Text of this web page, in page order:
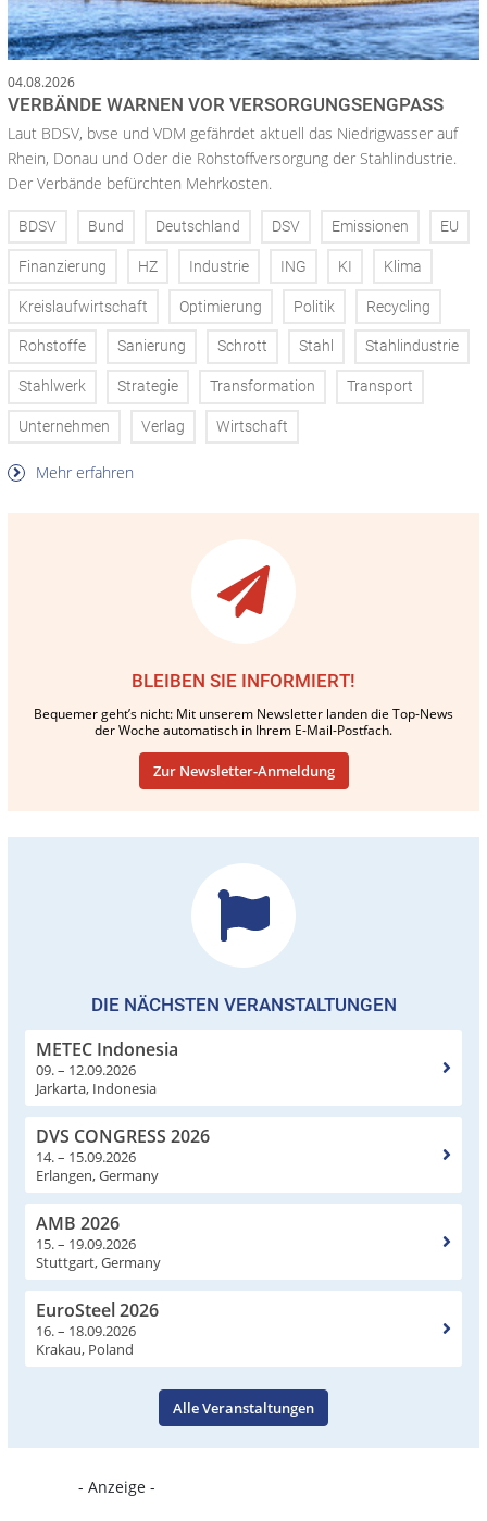
04.08.2026
VERBÄNDE WARNEN VOR VERSORGUNGSENGPASS
Laut BDSV, bvse und VDM gefährdet aktuell das Niedrigwasser auf
Rhein, Donau und Oder die Rohstoffversorgung der Stahlindustrie.
Der Verbände befürchten Mehrkosten.
BDSV Bund Deutschland DSV Emissionen EU
Finanzierung HZ Industrie ING KI Klima
Kreislaufwirtschaft Optimierung Politik Recycling
Rohstoffe Sanierung Schrott Stahl Stahlindustrie
Stahlwerk Strategie Transformation Transport
Unternehmen Verlag Wirtschaft
Mehr erfahren
BLEIBEN SIE INFORMIERT!
Bequemer geht’s nicht: Mit unserem Newsletter landen die Top-News
der Woche automatisch in Ihrem E-Mail-Postfach.
Zur Newsletter-Anmeldung
DIE NÄCHSTEN VERANSTALTUNGEN
METEC Indonesia
09. – 12.09.2026
Jarkarta, Indonesia
DVS CONGRESS 2026
14. – 15.09.2026
Erlangen, Germany
AMB 2026
15. – 19.09.2026
Stuttgart, Germany
EuroSteel 2026
16. – 18.09.2026
Krakau, Poland
Alle Veranstaltungen
- Anzeige -